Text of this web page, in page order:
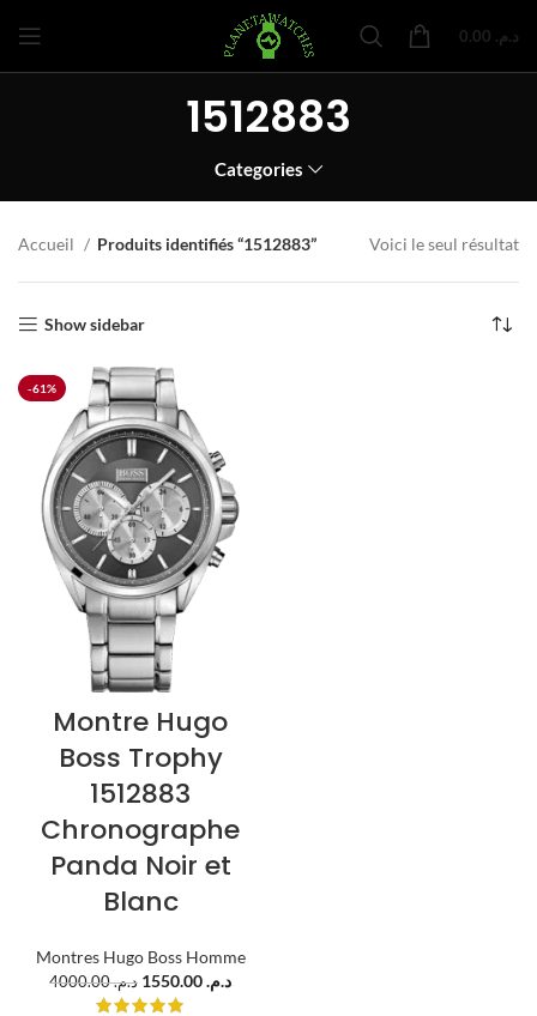
د.م.
1512883
Categories
Accueil Produits identifiés “1512883” Voici le seul résultat
Show sidebar
-61%
Montre Hugo
Boss Trophy
1512883
Chronographe
Panda Noir et
Blanc
Montres Hugo Boss Homme
د.م.4000.00 د.م.